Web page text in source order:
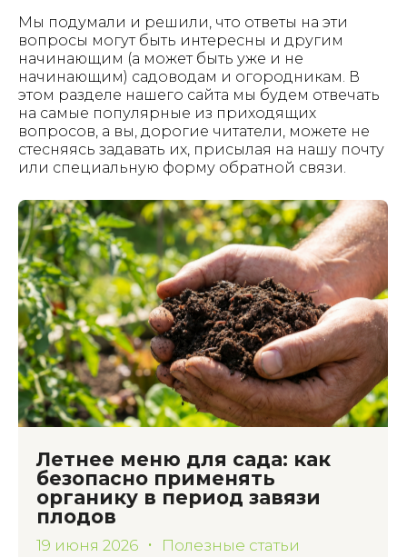
Мы подумали и решили, что ответы на эти
вопросы могут быть интересны и другим
начинающим (а может быть уже и не
начинающим) садоводам и огородникам. В
этом разделе нашего сайта мы будем отвечать
на самые популярные из приходящих
вопросов, а вы, дорогие читатели, можете не
стесняясь задавать их, присылая на нашу почту
или специальную форму обратной связи.
Летнее меню для сада: как
безопасно применять
органику в период завязи
плодов
19 июня 2026 Полезные статьи